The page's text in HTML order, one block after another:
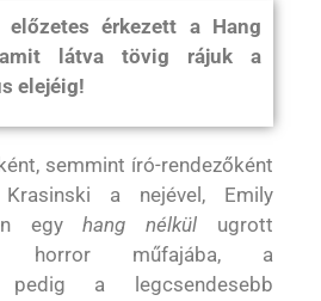
érkezett a Hang
látva tövig rájuk a
elejéig!
semmint író-rendezőként
a nejével, Emily
egyhang nélkül ugrott
horror műfajába, a
pedig a legcsendesebb